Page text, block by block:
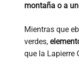
montaña o a
Mientras que
verdes,
que la Lapierre